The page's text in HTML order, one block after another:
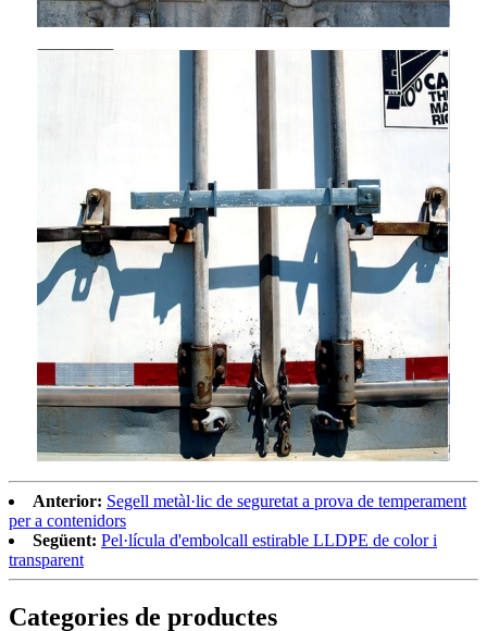
Anterior: Segell metàl·lic de seguretat a prova de temperament
per a contenidors
Següent: Pel·lícula d'embolcall estirable LLDPE de color i
transparent
Categories de productes